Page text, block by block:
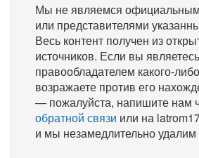
Мы не являемся
или представителями
Весь контент получен из
источников. Если вы являетесь
правообладателем какого-
возражаете против его
— пожалуйста, напишите нам
обратной связи или на
и мы незамедлительно удалим